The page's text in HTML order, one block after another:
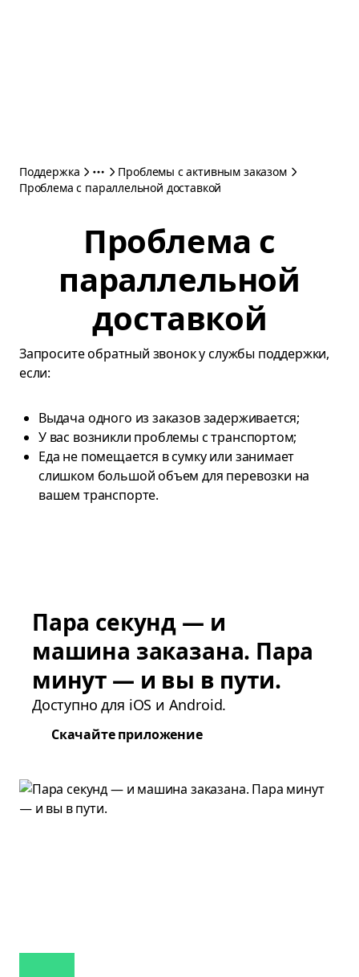
Поддержка
Проблемы с активным заказом
Проблема с параллельной доставкой
Проблема с
параллельной
доставкой
Запросите обратный звонок у службы поддержки,
если:
Выдача одного из заказов задерживается;
У вас возникли проблемы с транспортом;
Еда не помещается в сумку или занимает
слишком большой объем для перевозки на
вашем транспорте.
Пара секунд — и
машина заказана. Пара
минут — и вы в пути.
Доступно для iOS и Android.
Скачайте приложение